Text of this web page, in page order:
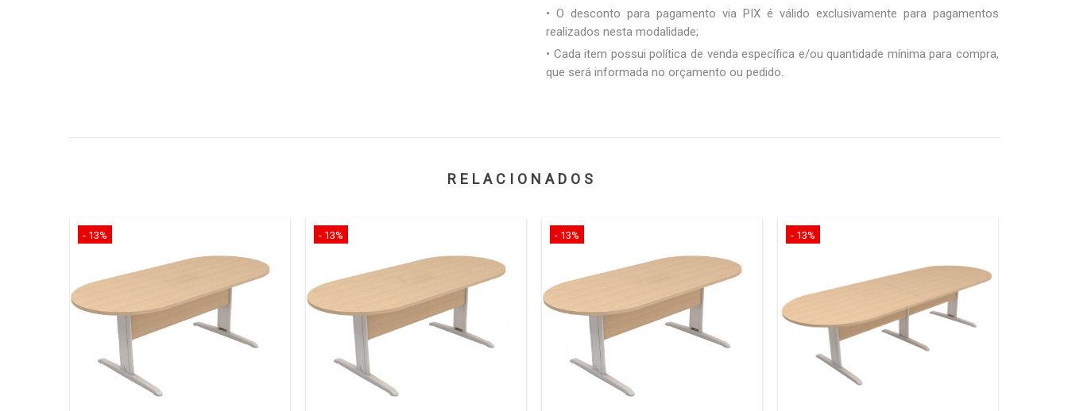
• O desconto para pagamento via PIX é válido exclusivamente para pagamentos
realizados nesta modalidade;
• Cada item possui política de venda específica e/ou quantidade mínima para compra,
que será informada no orçamento ou pedido.
RELACIONADOS
- 13% - 13% - 13% - 13%